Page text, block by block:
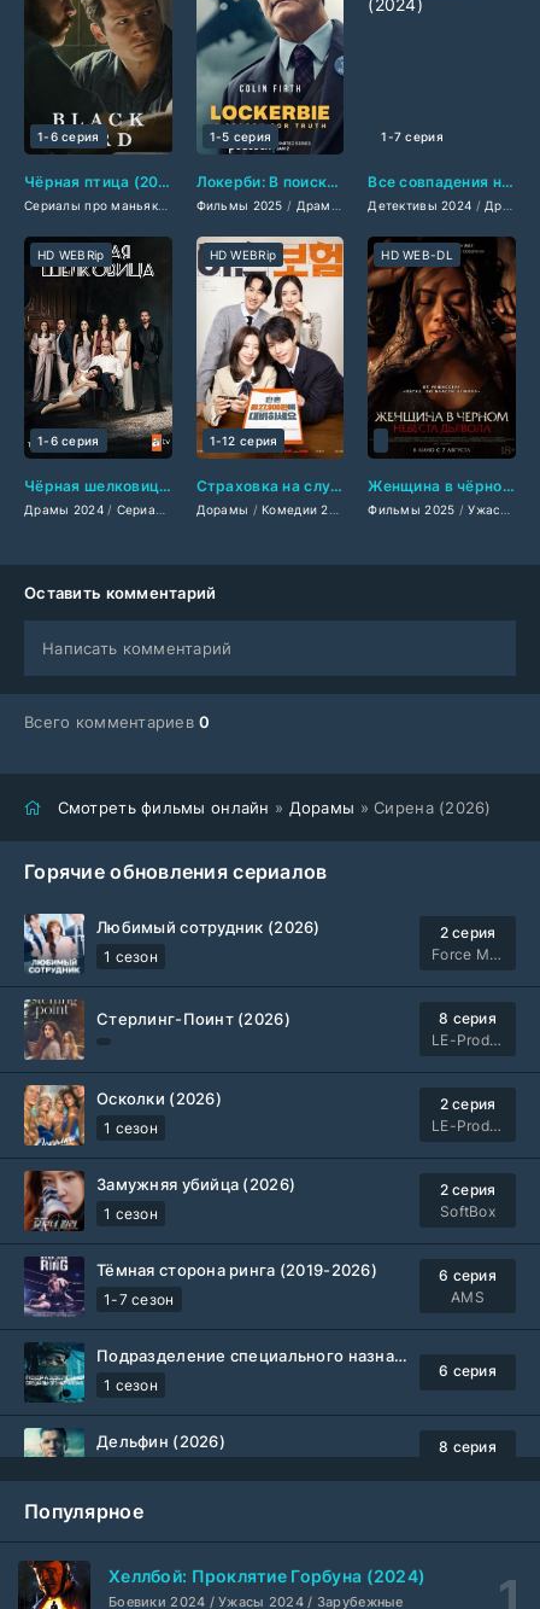
Чёрная птица (2022)
Фильмы смотреть/Американские сериалы
1-6 серия
Локерби: В поисках правды (2025)
Фильмы 2025 / Драмы 2025 /Сериалы 2025/
1-5 серия
Все совпадения неслучайны (2024)
Детективы 2024 / Драмы 2024
1-7 серия
Чёрная шелковица (2024)
Драмы 2024/ Сериалы 2024 /Турецкие сериалы Фильмы 2024/Фильмы
HD WEBRip
1-6 серия
Страховка на случай развода (2025)
Дорамы /Комедии 2025 Мелодрамы 2025/
HD WEBRip
1-12 серия
Женщина в чёрном. Невеста дьявола (2025)
Фильмы 2025 /Ужасы 2025
HD WEB-DL
Оставить комментарий
Написать комментарий
Всего комментариев0
Смотреть фильмы онлайн » Дорамы » Сирена (2026)
Горячие обновления сериалов
Любимый сотрудник (2026)
1 сезон
2 серия
Force Media
Стерлинг-Поинт (2026)
8 серия
LE-Production
Осколки (2026)
1 сезон
2 серия
LE-Production
Замужняя убийца (2026)
1 сезон
2 серия
SoftBox
Тёмная сторона ринга (2019-2026)
1-7 сезон
6 серия
AMS
Подразделение специального назначения (2026)
1 сезон
6 серия
Дельфин (2026)
8 серия
Популярное
Хеллбой: Проклятие Горбуна (2024)
Боевики 2024 / Ужасы 2024 / Зарубежные